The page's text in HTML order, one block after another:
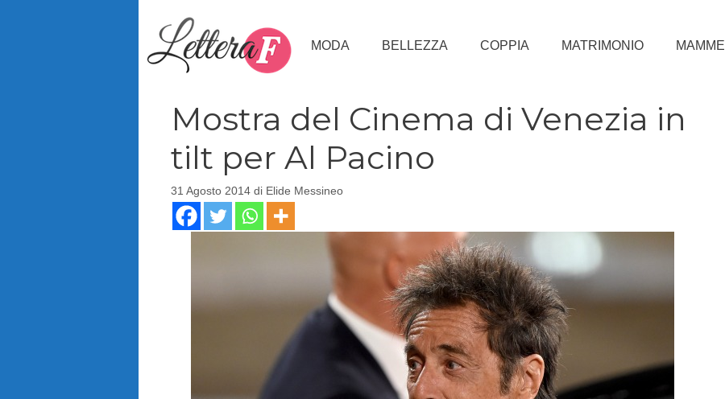
MODA BELLEZZA COPPIA MATRIMONIO MAMME
Mostra del Cinema di Venezia in
tilt per Al Pacino
31 Agosto 2014 di Elide Messineo